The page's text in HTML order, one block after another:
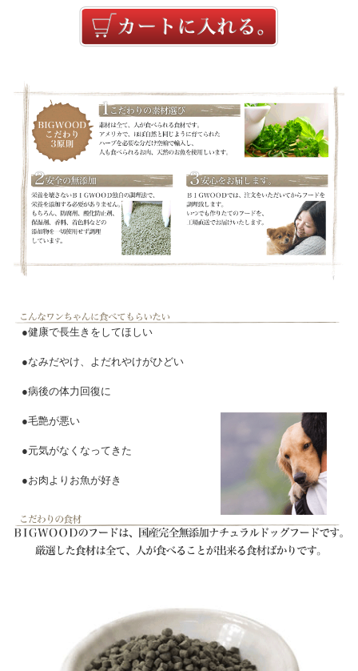
●健康で長生きをしてほしい
●なみだやけ、よだれやけがひどい
●病後の体力回復に
●毛艶が悪い
●元気がなくなってきた
●お肉よりお魚が好き